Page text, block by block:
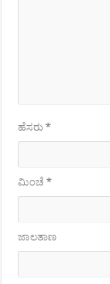
ಹೆಸರು*
ಮಿಂಚೆ*
ಜಾಲತಾಣ